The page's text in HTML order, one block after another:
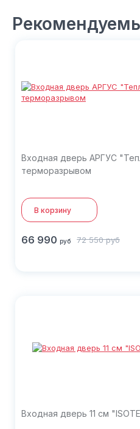
Входная дверь АРГУС
терморазрывом
В корзину
66 990 руб 72 550 руб
Входная дверь 11 см